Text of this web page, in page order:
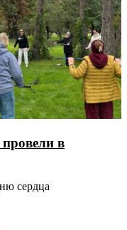
в
сердца